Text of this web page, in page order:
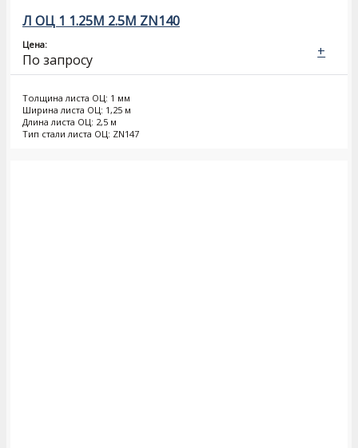
Л ОЦ 1 1.25М 2.5М ZN140
Цена:
По запросу
Толщина листа ОЦ: 1 мм
Ширина листа ОЦ: 1,25 м
Длина листа ОЦ: 2,5 м
Тип стали листа ОЦ: ZN147
+